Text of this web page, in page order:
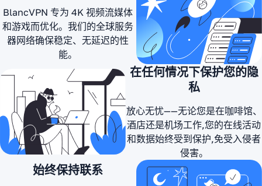
多数时候我
甚至注意不
到自己在使
用 VPN。它
足以在
YouTube
上观看高质
量视频、打
开复杂的网
站,甚至进行
视频通话。
我希望如果
Satellite
Satellite
2024
年11
月
5/5
最佳
Telegram
机器人而不
是超级应用
程序的想
法。这相当
方便。
AN
Nozik
2022年
4月
BlancVPN 专为 4K 视频流媒体
和游戏而优化。我们的全球服务
器网络确保稳定、无延迟的性
能。
在任何情况下保护您的隐
私
放心无忧——无论您是在咖啡馆、
酒店还是机场工作,您的在线活动
和数据始终受到保护,免受入侵者
侵害。
始终保持联系